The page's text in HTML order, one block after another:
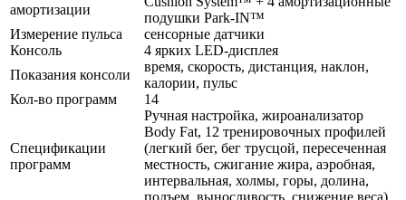
амортизации
подушки Park-IN™
Измерение пульса
сенсорные датчики
Консоль
4 ярких LED-дисплея
Показания консоли
время, скорость, дистанция, наклон,
калории, пульс
Кол-во программ
14
Спецификации
программ
Ручная настройка, жироанализатор
Body Fat, 12 тренировочных профилей
(легкий бег, бег трусцой, пересеченная
местность, сжигание жира, аэробная,
интервальная, холмы, горы, долина,
подъем, выносливость, снижение веса)